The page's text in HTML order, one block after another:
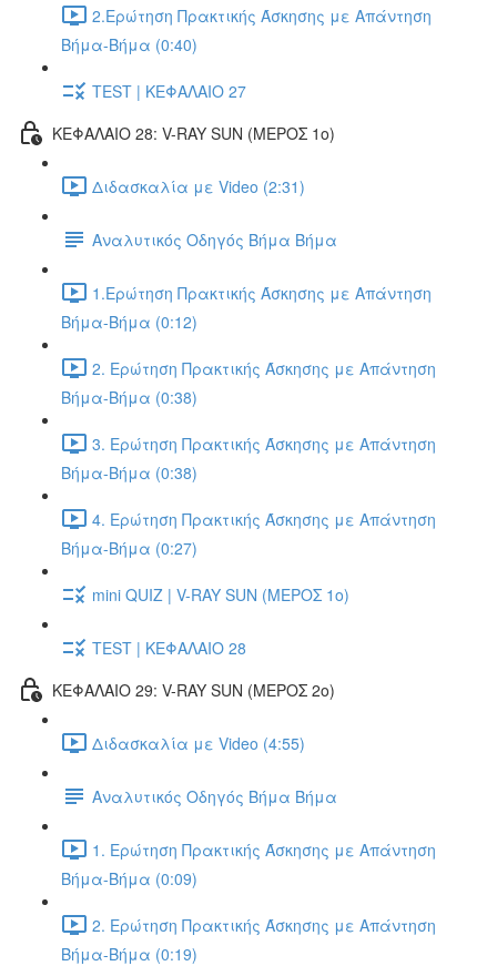
2.Ερώτηση Πρακτικής Άσκησης με Απάντηση
Βήμα-Βήμα (0:40)
TEST | ΚΕΦΑΛΑΙΟ 27
ΚΕΦΑΛΑΙΟ 28: V-RAY SUN (ΜΕΡΟΣ 1o)
Διδασκαλία με Video (2:31)
Αναλυτικός Οδηγός Βήμα Βήμα
1.Ερώτηση Πρακτικής Άσκησης με Απάντηση
Βήμα-Βήμα (0:12)
2. Ερώτηση Πρακτικής Άσκησης με Απάντηση
Βήμα-Βήμα (0:38)
3. Ερώτηση Πρακτικής Άσκησης με Απάντηση
Βήμα-Βήμα (0:38)
4. Ερώτηση Πρακτικής Άσκησης με Απάντηση
Βήμα-Βήμα (0:27)
mini QUIZ | V-RAY SUN (ΜΕΡΟΣ 1o)
TEST | ΚΕΦΑΛΑΙΟ 28
ΚΕΦΑΛΑΙΟ 29: V-RAY SUN (ΜΕΡΟΣ 2o)
Διδασκαλία με Video (4:55)
Αναλυτικός Οδηγός Βήμα Βήμα
1. Ερώτηση Πρακτικής Άσκησης με Απάντηση
Βήμα-Βήμα (0:09)
2. Ερώτηση Πρακτικής Άσκησης με Απάντηση
Βήμα-Βήμα (0:19)